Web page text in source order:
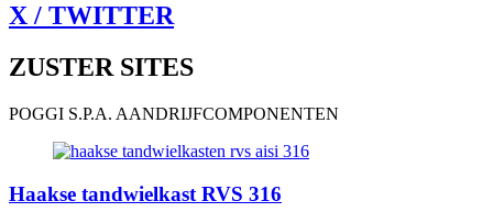
X / TWITTER
ZUSTER SITES
POGGI S.P.A. AANDRIJFCOMPONENTEN
Haakse tandwielkast RVS 316